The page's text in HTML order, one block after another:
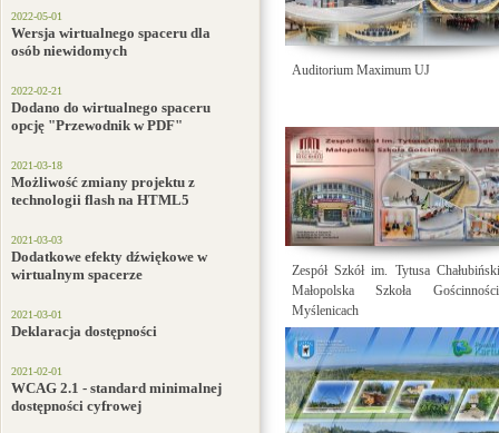
2022-05-01
Wersja wirtualnego spaceru dla
osób niewidomych
2022-02-21
Dodano do wirtualnego spaceru
opcję "Przewodnik w PDF"
2021-03-18
Możliwość zmiany projektu z
technologii flash na HTML5
2021-03-03
Dodatkowe efekty dźwiękowe w
wirtualnym spacerze
2021-03-01
Deklaracja dostępności
2021-02-01
WCAG 2.1 - standard minimalnej
dostępności cyfrowej
Auditorium Maximum UJ
Zespół Szkół im. Tytusa
Małopolska Szkoła
Myślenicach